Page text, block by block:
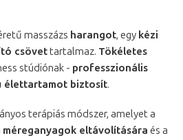
masszázs harangot, egy kézi
csövettartalmaz. Tökéletes
stúdiónak - professzionális
élettartamot biztosít.
terápiás módszer, amelyet a
méreganyagok eltávolítására és a